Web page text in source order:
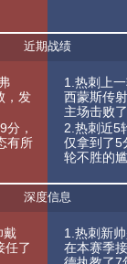
近期战绩
，发
，
有所
1.热刺上
西蒙斯传
主场击败
2.热刺近5
仅拿到了5
轮不胜的尴
深度信息
戴
任了
1.热刺新
在本赛季